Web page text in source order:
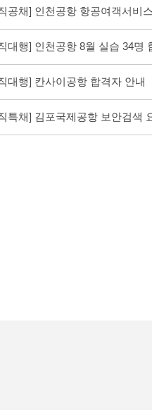
공채] 인천공항 항공여객서비
대행] 인천공항 8월 실습 34명
대행] 칸사이공항 합격자 안내
특채] 김포국제공항 보안검색